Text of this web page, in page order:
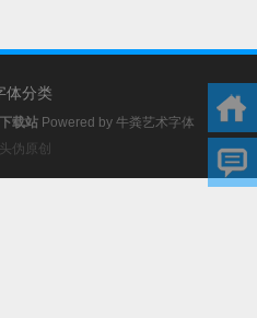
体分类
载站 Powered by 牛粪艺术字体
伪原创